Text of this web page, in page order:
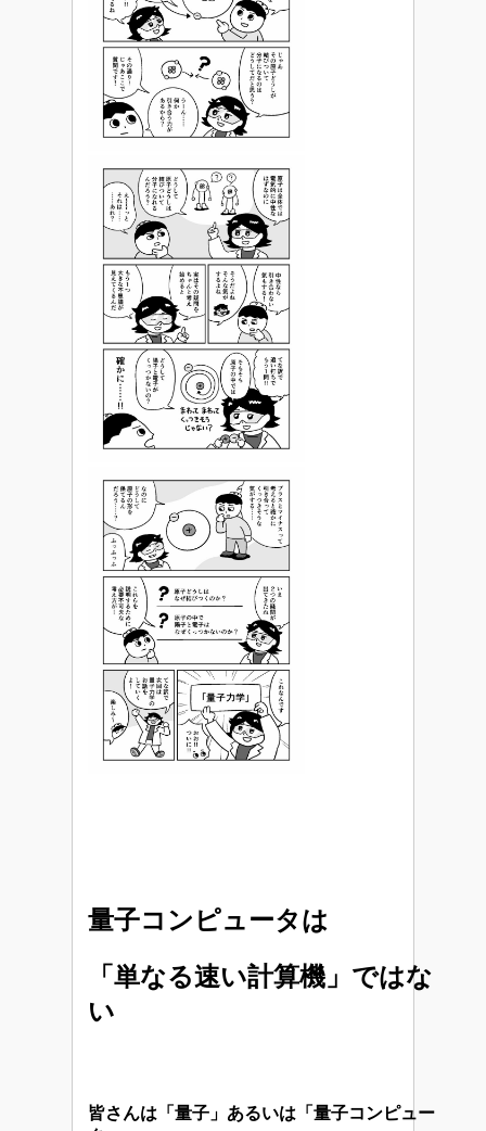
量子コンピュータは
「単なる速い計算機」ではな
い
皆さんは「量子」あるいは「量子コンピュー